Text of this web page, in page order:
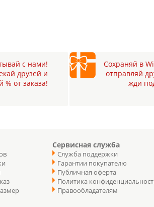
с нами!
друзей и
% от заказа!
Сохраняй в
отправляй
жди
Сервисная служба
Служба поддержки
Гарантии покупателю
Публичная оферта
Политика
Правообладателям